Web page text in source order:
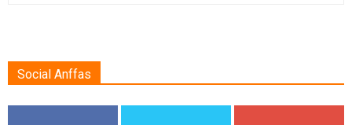
Social Anffas